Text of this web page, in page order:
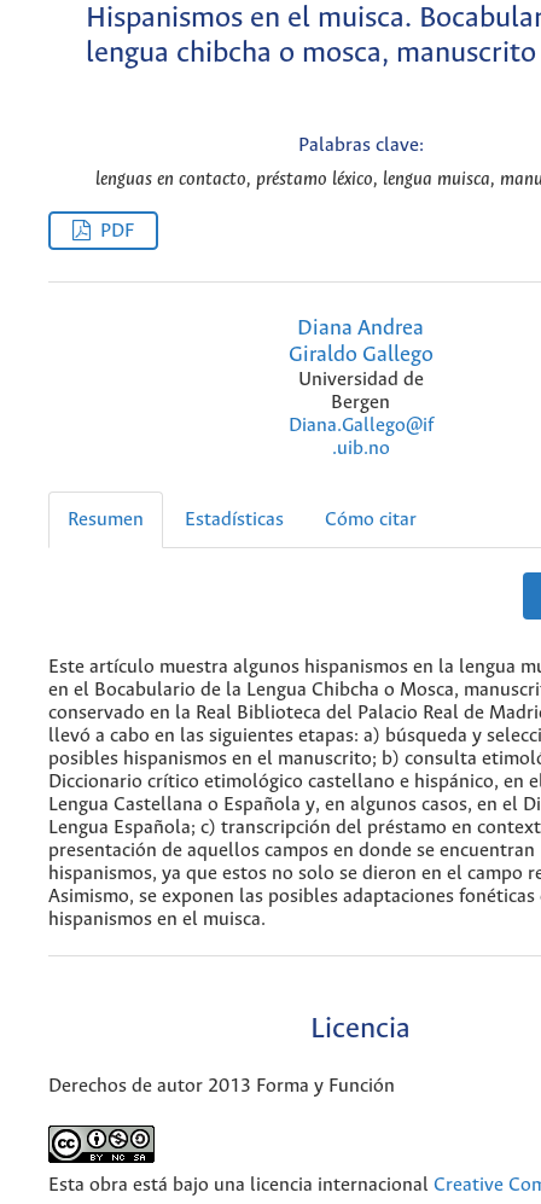
Hispanismos en el muisca.
lengua chibcha o mosca,
Palabras clave:
lenguas en contacto, préstamo léxico, lengua muisca,
PDF
Diana Andrea
Giraldo Gallego
Universidad de
Bergen
Diana.Gallego@if
.uib.no
Resumen Estadísticas Cómo citar
Este artículo muestra algunos hispanismos en la lengua
en el Bocabulario de la Lengua Chibcha o Mosca,
conservado en la Real Biblioteca del Palacio Real de
llevó a cabo en las siguientes etapas: a) búsqueda y
posibles hispanismos en el manuscrito; b) consulta
Diccionario crítico etimológico castellano e hispánico, en
Lengua Castellana o Española y, en algunos casos, en el
Lengua Española; c) transcripción del préstamo en
presentación de aquellos campos en donde se encuentran
hispanismos, ya que estos no solo se dieron en el campo
Asimismo, se exponen las posibles adaptaciones fonéticas
hispanismos en el muisca.
Licencia
Derechos de autor 2013 Forma y Función
Esta obra está bajo una licencia internacional Creative